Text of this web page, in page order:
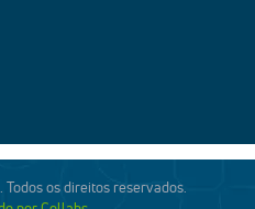
os direitos reservados.